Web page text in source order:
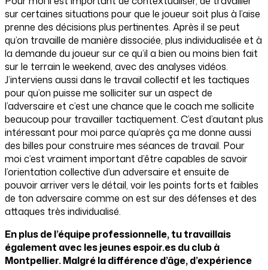
sur certaines situations pour que le joueur soit plus à l’aise
prenne des décisions plus pertinentes. Après il se peut
qu’on travaille de manière dissociée, plus individualisée et à
la demande du joueur sur ce qu’il a bien ou moins bien fait
sur le terrain le weekend, avec des analyses vidéos.
J’interviens aussi dans le travail collectif et les tactiques
pour qu’on puisse me solliciter sur un aspect de
l’adversaire et c’est une chance que le coach me sollicite
beaucoup pour travailler tactiquement. C’est d’autant plus
intéressant pour moi parce qu’après ça me donne aussi
des billes pour construire mes séances de travail. Pour
moi c’est vraiment important d’être capables de savoir
l’orientation collective d’un adversaire et ensuite de
pouvoir arriver vers le détail, voir les points forts et faibles
de ton adversaire comme on est sur des défenses et des
attaques très individualisé.
En plus de l’équipe professionnelle, tu travaillais
également avec les jeunes espoir.es du club à
Montpellier. Malgré la différence d’âge, d’expérience